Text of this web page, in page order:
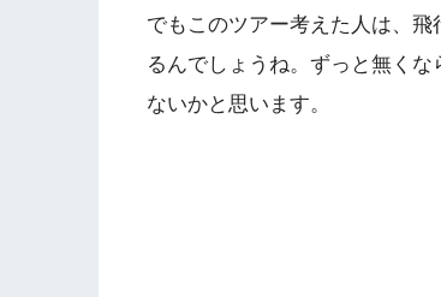
でもこのツアー考えた人は、
るんでしょうね。ずっと無く
ないかと思います。